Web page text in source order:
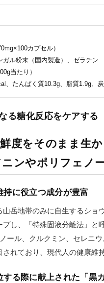
カプセル）
ル粉末（国内製造）、ゼラチン
当たり）
、たんぱく質10.3g、脂質1.9g、
る糖化反応をケアする
度をそのまま生
ンやポリフェノ
に役立つ成分が豊富
山岳地帯のみに自生するショ
プし、「特殊固液分離法」
ール、クルクミン、セレニ
れており、現代人の健康維
る際に献上された「黒